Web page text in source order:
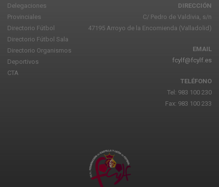
Delegaciones
Provinciales
Directorio Fútbol
Directorio Fútbol Sala
Directorio Organismos
Deportivos
CTA
DIRECCIÓN
C/ Pedro de Valdivia, s/n
47195 Arroyo de la Encomienda (Valladolid)
EMAIL
fcylf@fcylf.es
TELÉFONO
Tel: 983 100 230
Fax: 983 100 233